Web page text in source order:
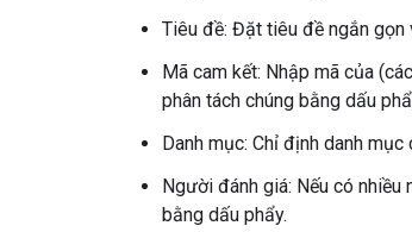
Tiêu đề: Đặt tiêu đề ngắn gọn
Mã cam kết: Nhập mã của
phân tách chúng bằng dấu
Danh mục: Chỉ định danh mục
Người đánh giá: Nếu có nhiều
bằng dấu phẩy.